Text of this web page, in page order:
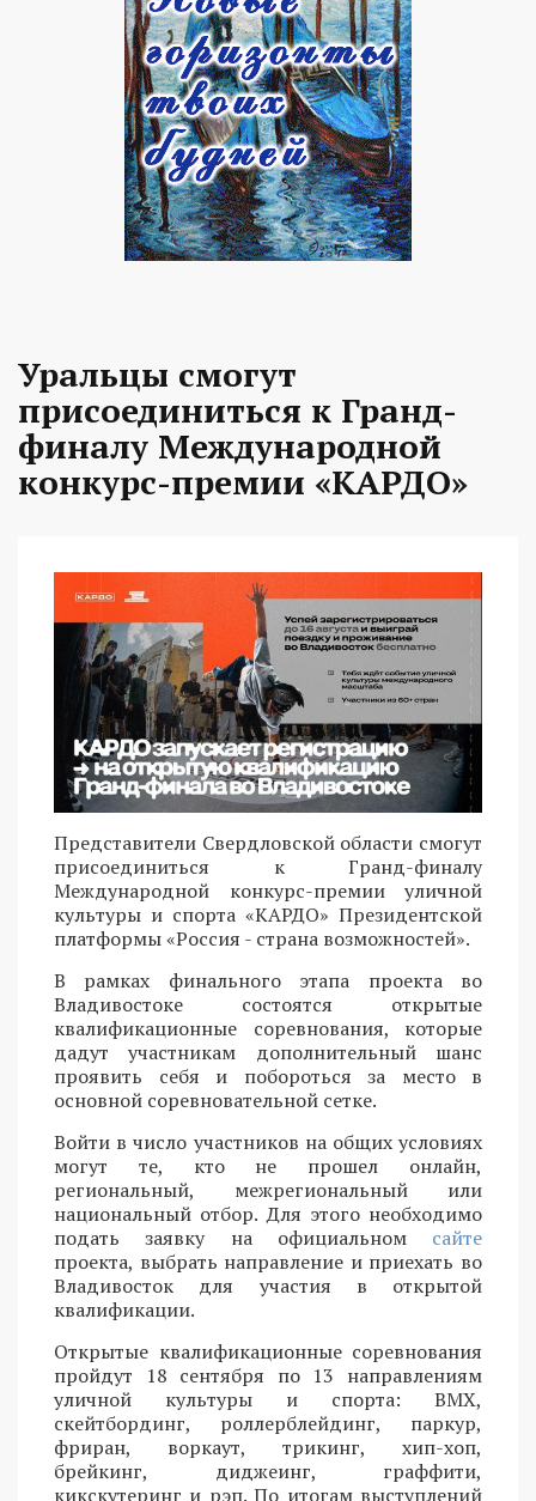
Уральцы смогут
присоединиться к Гранд-
финалу Международной
конкурс-премии «КАРДО»
Представители Свердловской области смогут
присоединиться к Гранд-финалу
Международной конкурс-премии уличной
культуры и спорта «КАРДО» Президентской
платформы «Россия - страна возможностей».
В рамках финального этапа проекта во
Владивостоке состоятся открытые
квалификационные соревнования, которые
дадут участникам дополнительный шанс
проявить себя и побороться за место в
основной соревновательной сетке.
Войти в число участников на общих условиях
могут те, кто не прошел онлайн,
региональный, межрегиональный или
национальный отбор. Для этого необходимо
подать заявку на официальном сайте
проекта, выбрать направление и приехать во
Владивосток для участия в открытой
квалификации.
Открытые квалификационные соревнования
пройдут 18 сентября по 13 направлениям
уличной культуры и спорта: BMX,
скейтбординг, роллерблейдинг, паркур,
фриран, воркаут, трикинг, хип-хоп,
брейкинг, диджеинг, граффити,
кикскутеринг и рэп. По итогам выступлений